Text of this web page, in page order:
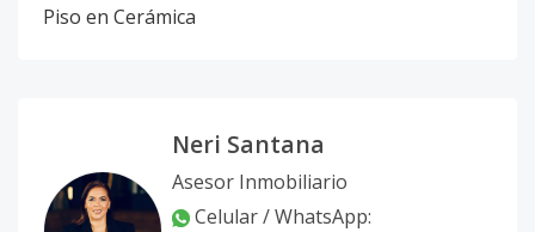
Piso en Cerámica
Neri Santana
Asesor Inmobiliario
Celular / WhatsApp: